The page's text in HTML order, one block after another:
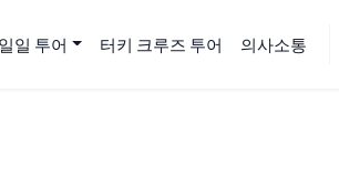
일 투어 터키 크루즈 투어 의사소통